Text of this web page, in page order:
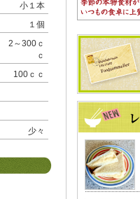
小１本
１個
2～300ｃ
ｃ
100ｃｃ
少々